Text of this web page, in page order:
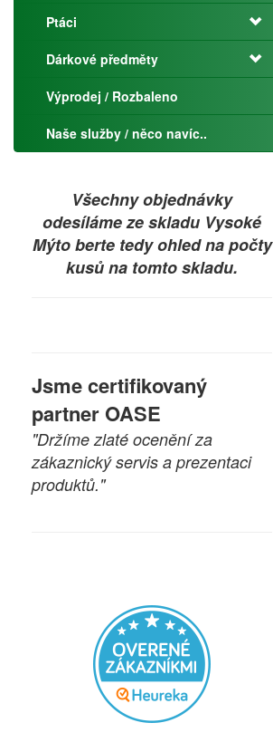
Ptáci
Dárkové předměty
Výprodej / Rozbaleno
Naše služby / něco navíc..
Všechny objednávky
odesíláme ze skladu Vysoké
Mýto berte tedy ohled na počty
kusů na tomto skladu.
Jsme certifikovaný
partner OASE
"Držíme zlaté ocenění za
zákaznický servis a prezentaci
produktů."